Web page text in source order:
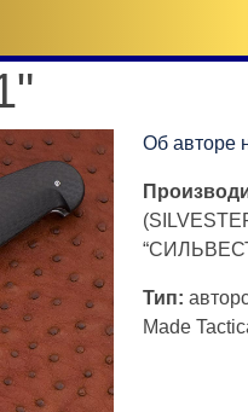
Об авторе
Тип:
Made